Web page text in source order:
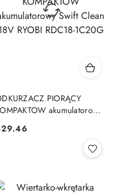
PIORĄCY
akumulatorowy
1C20G